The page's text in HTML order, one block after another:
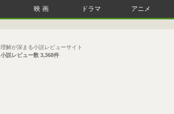
映画 ドラマ アニメ
理解が深まる小説レビューサイト
小説レビュー数 3,368件